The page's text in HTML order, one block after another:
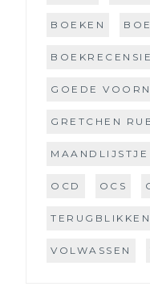
BOEKEN
BOEKRECENSIE
GOEDE
GRETCHEN
MAANDLIJSTJE
OCD OCS
TERUGBLIKKEN
VOLWASSEN